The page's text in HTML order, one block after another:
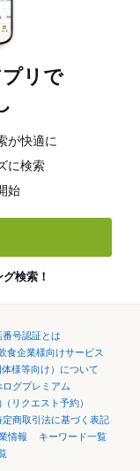
リで
が快適に
に検索
始
検索！
番号認証とは
食企業様向けサービス
様等向け）について
ログプレミアム
リクエスト予約）
定商取引法に基づく表記
情報
キーワード一覧